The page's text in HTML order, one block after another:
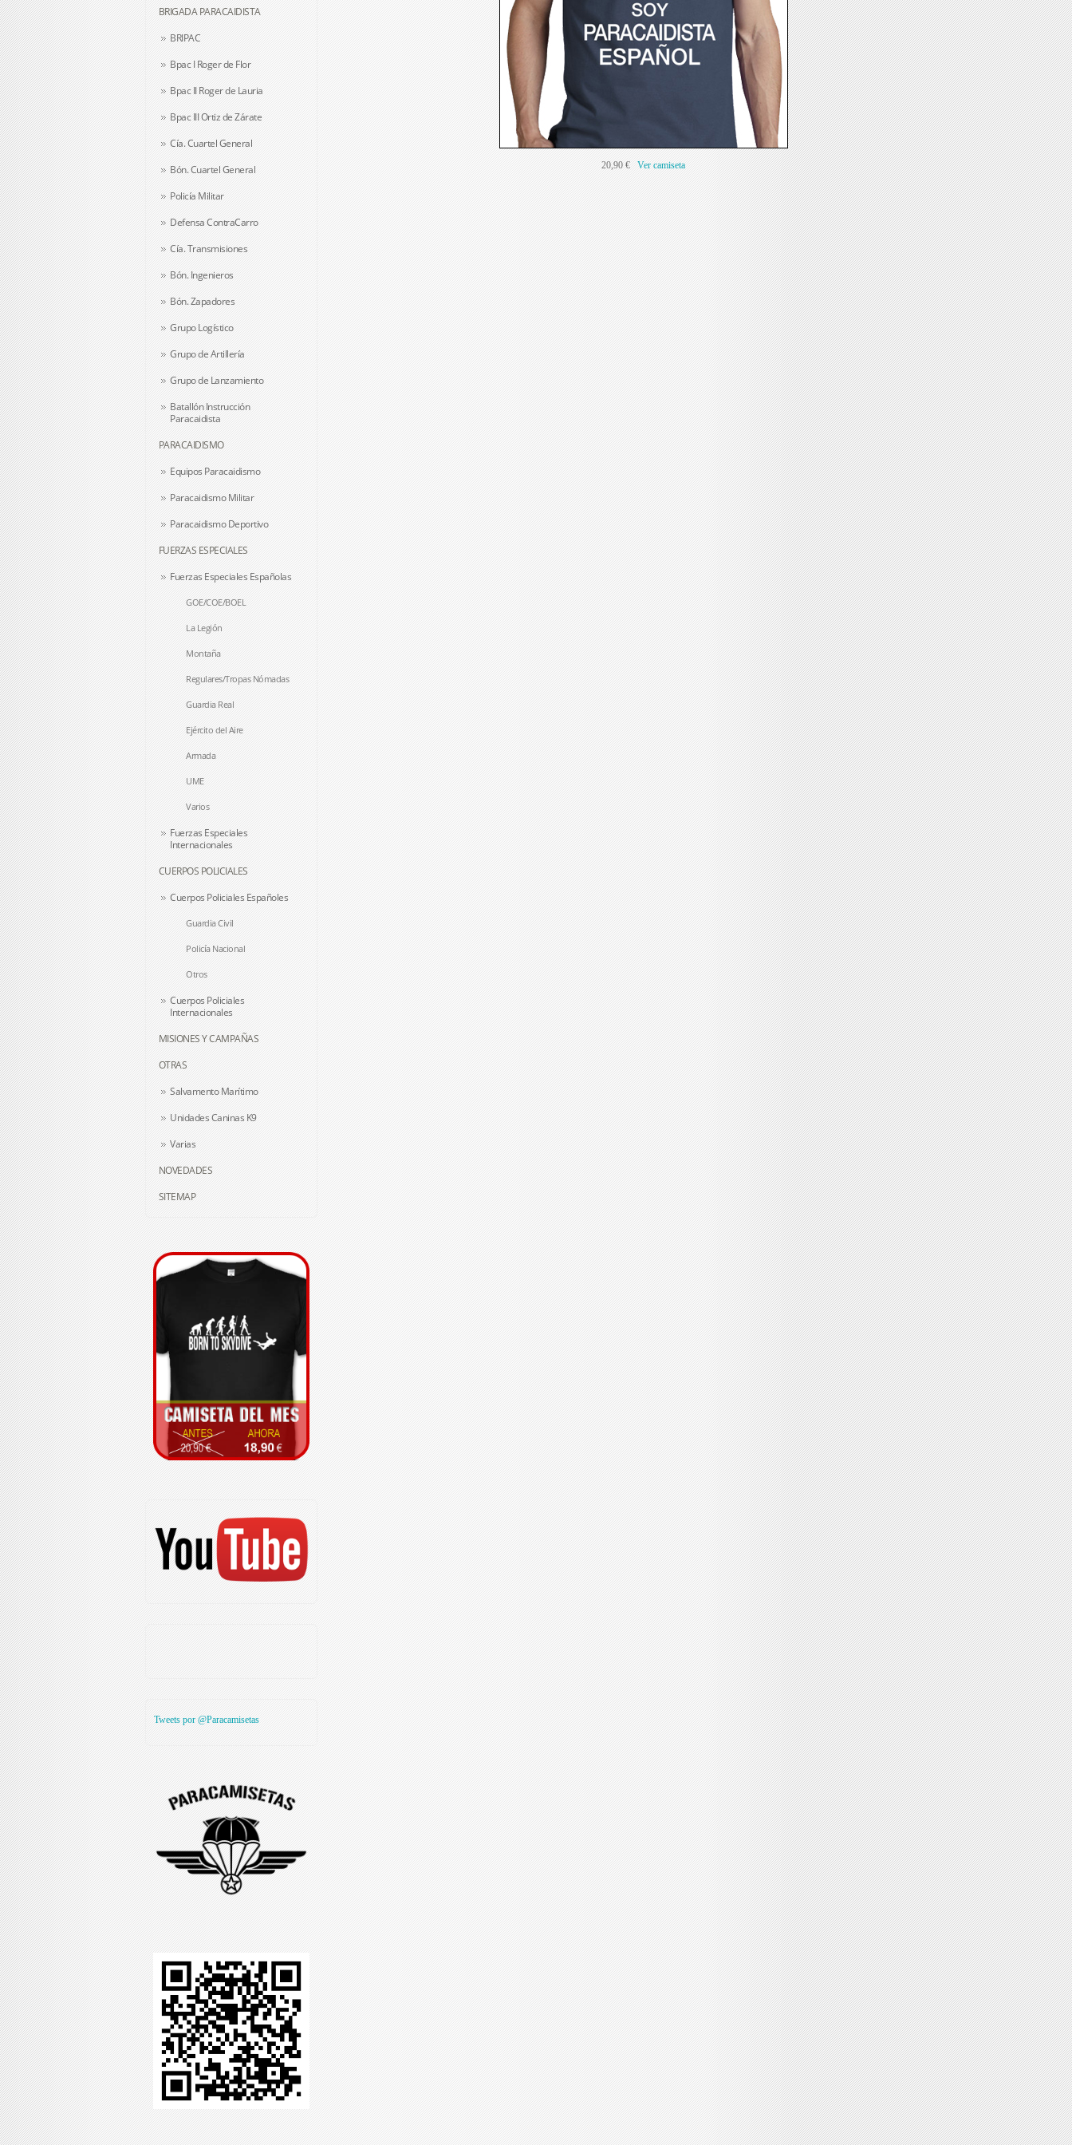
BRIGADA PARACAIDISTA
BRIPAC
Bpac I Roger de Flor
Bpac II Roger de Lauria
Bpac III Ortiz de Zárate
Cía. Cuartel General
Bón. Cuartel General
Policía Militar
Defensa ContraCarro
Cía. Transmisiones
Bón. Ingenieros
Bón. Zapadores
Grupo Logístico
Grupo de Artillería
Grupo de Lanzamiento
Batallón Instrucción
Paracaidista
PARACAIDISMO
Equipos Paracaidismo
Paracaidismo Militar
Paracaidismo Deportivo
FUERZAS ESPECIALES
Fuerzas Especiales Españolas
GOE/COE/BOEL
La Legión
Montaña
Regulares/Tropas Nómadas
Guardia Real
Ejército del Aire
Armada
UME
Varios
Fuerzas Especiales
Internacionales
CUERPOS POLICIALES
Cuerpos Policiales Españoles
Guardia Civil
Policía Nacional
Otros
Cuerpos Policiales
Internacionales
MISIONES Y CAMPAÑAS
OTRAS
Salvamento Marítimo
Unidades Caninas K9
Varias
NOVEDADES
SITEMAP
Tweets por @Paracamisetas
20,90 €Ver camiseta